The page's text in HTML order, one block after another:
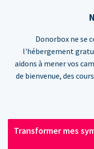
Donorbox ne se
l'hébergement
aidons à mener vos
de bienvenue, des
Transformer mes